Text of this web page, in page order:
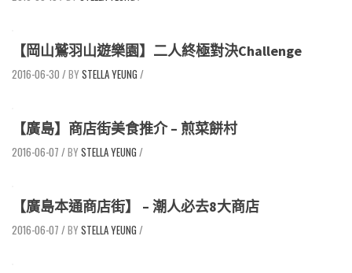
【岡山鷲羽山遊樂園】二人終極對決Challenge
2016-06-30 / STELLA YEUNG /
【廣島】商店街美食推介 – 煎菜餅村
2016-06-07 / STELLA YEUNG /
【廣島本通商店街】 – 潮人必去8大商店
2016-06-07 / STELLA YEUNG /